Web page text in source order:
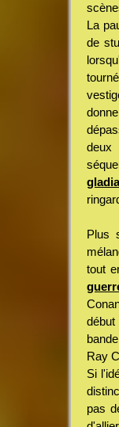
La
de
deux
Plus
tout
Ray
Si
pas